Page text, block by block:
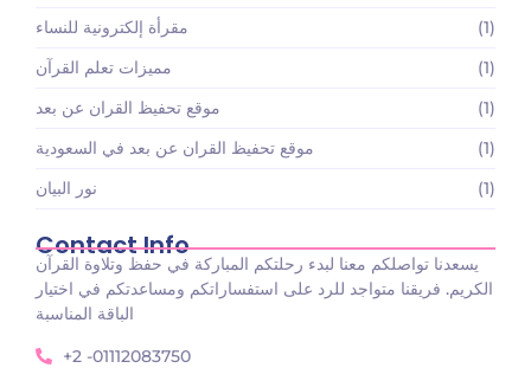
مقرأة إلكترونية للنساء
(1)
مميزات تعلم القرآن
(1)
موقع تحفيظ القران عن بعد
(1)
موقع تحفيظ القران عن بعد في السعودية
(1)
نور البيان
(1)
Contact Info
يسعدنا تواصلكم معنا لبدء رحلتكم المباركة في حفظ وتلاوة القرآن
الكريم. فريقنا متواجد للرد على استفساراتكم ومساعدتكم في اختيار
الباقة المناسبة
+2 -01112083750